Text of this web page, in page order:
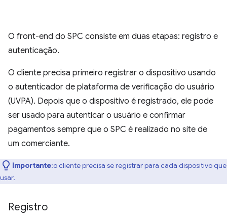
O front-end do SPC consiste em duas etapas: registro e
autenticação.
O cliente precisa primeiro registrar o dispositivo usando
o autenticador de plataforma de verificação do usuário
(UVPA). Depois que o dispositivo é registrado, ele pode
ser usado para autenticar o usuário e confirmar
pagamentos sempre que o SPC é realizado no site de
um comerciante.
Importante:o cliente precisa se registrar para cada dispositivo que
usar.
Registro